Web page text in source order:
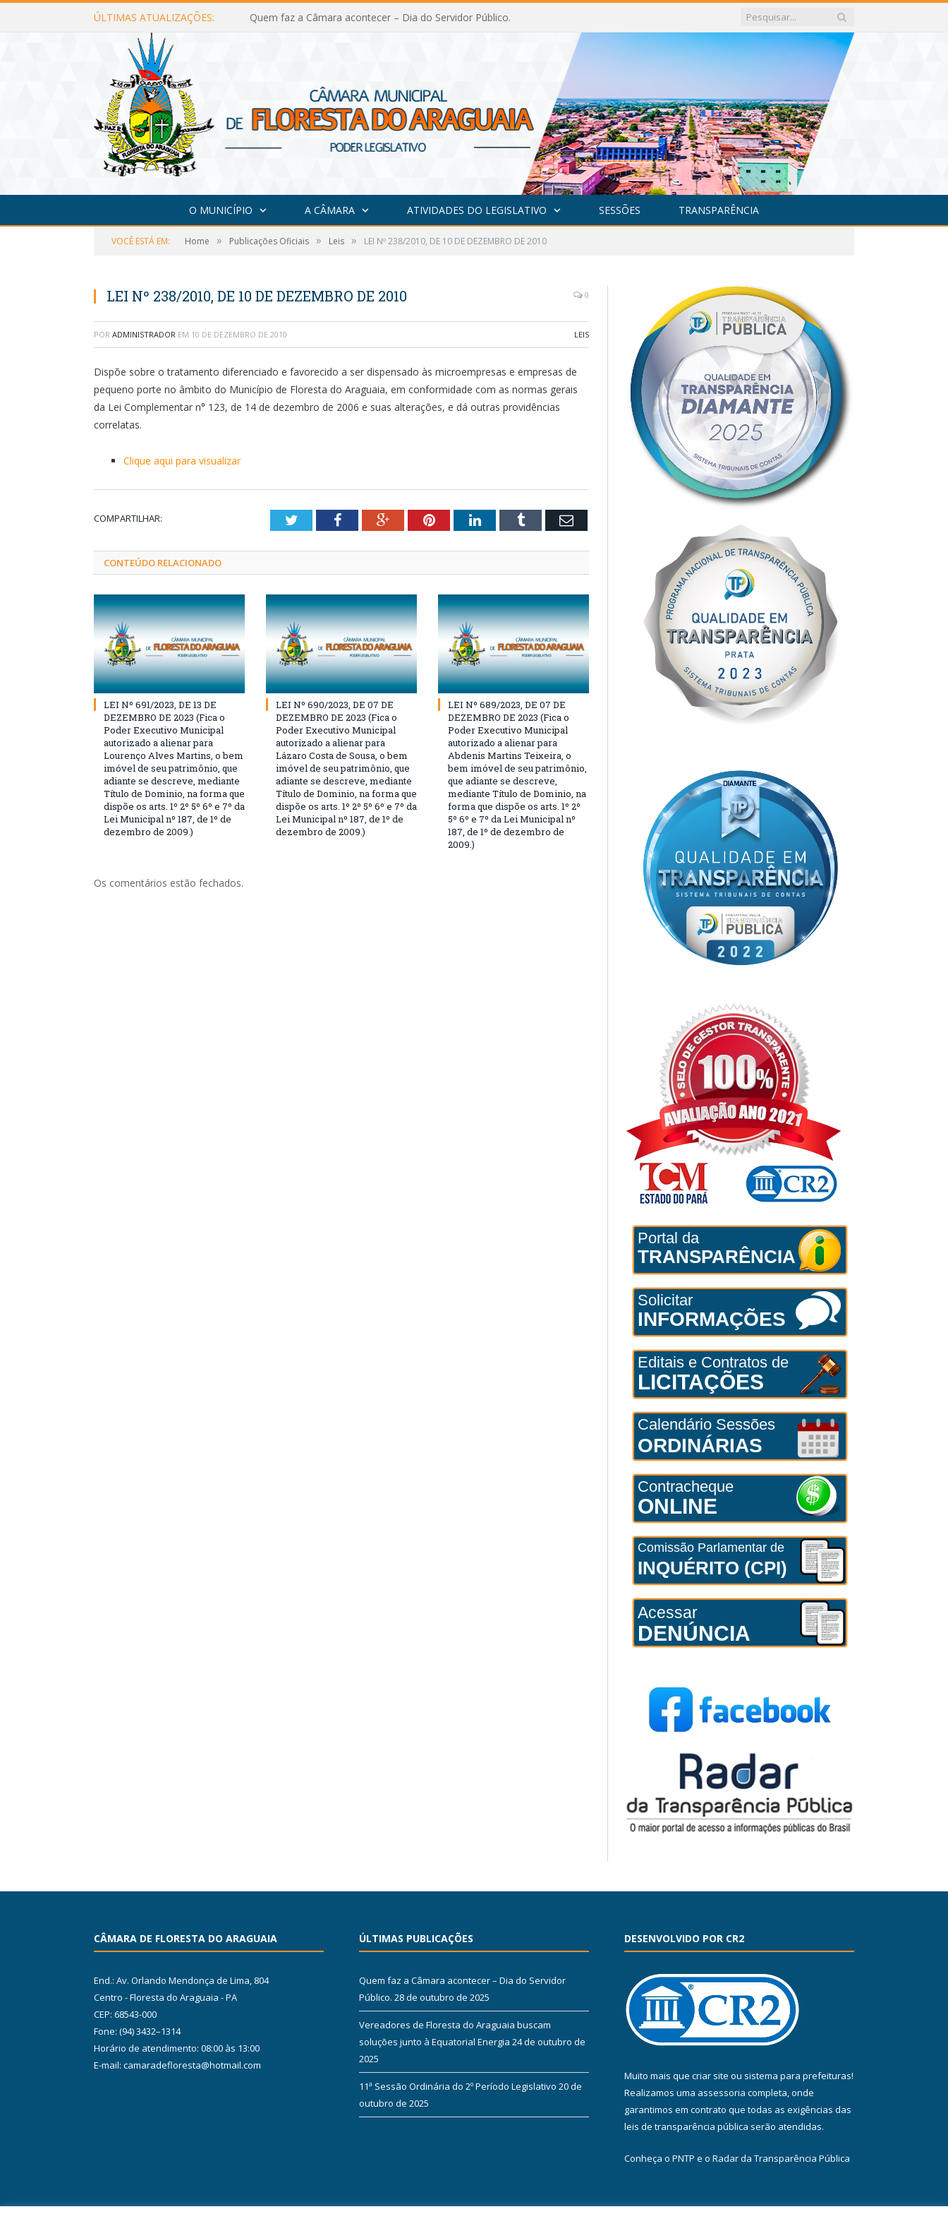
ÚLTIMAS ATUALIZAÇÕES: Quem faz a Câmara acontecer – Dia do Servidor Público.
O MUNICÍPIO A CÂMARA ATIVIDADES DO LEGISLATIVO SESSÕES TRANSPARÊNCIA
VOCÊ ESTÁ EM: Home » Publicações Oficiais » Leis » LEI Nº 238/2010, DE 10 DE DEZEMBRO DE 2010
LEI Nº 238/2010, DE 10 DE DEZEMBRO DE 2010 0
POR ADMINISTRADOR EM 10 DE DEZEMBRO DE 2010 LEIS
Dispõe sobre o tratamento diferenciado e favorecido a ser dispensado às microempresas e empresas de
pequeno porte no âmbito do Município de Floresta do Araguaia, em conformidade com as normas gerais
da Lei Complementar n° 123, de 14 de dezembro de 2006 e suas alterações, e dá outras providências
correlatas.
Clique aqui para visualizar
COMPARTILHAR: TwitterFacebookGoogle+PinterestLinkedInTumblr Email
CONTEÚDO RELACIONADO
LEI Nº 691/2023, DE 13 DE
DEZEMBRO DE 2023 (Fica o
Poder Executivo Municipal
autorizado a alienar para
Lourenço Alves Martins, o bem
imóvel de seu patrimônio, que
adiante se descreve, mediante
Título de Dominio, na forma que
dispõe os arts. 1º 2º 5º 6º e 7º da
Lei Municipal nº 187, de 1º de
dezembro de 2009.)
LEI Nº 690/2023, DE 07 DE
DEZEMBRO DE 2023 (Fica o
Poder Executivo Municipal
autorizado a alienar para
Lázaro Costa de Sousa, o bem
imóvel de seu patrimônio, que
adiante se descreve, mediante
Título de Dominio, na forma que
dispõe os arts. 1º 2º 5º 6º e 7º da
Lei Municipal nº 187, de 1º de
dezembro de 2009.)
LEI Nº 689/2023, DE 07 DE
DEZEMBRO DE 2023 (Fica o
Poder Executivo Municipal
autorizado a alienar para
Abdenis Martins Teixeira, o
bem imóvel de seu patrimônio,
que adiante se descreve,
mediante Título de Dominio, na
forma que dispõe os arts. 1º 2º
5º 6º e 7º da Lei Municipal nº
187, de 1º de dezembro de
2009.)
Os comentários estão fechados.
Portal da
TRANSPARÊNCIA
Solicitar
INFORMAÇÕES
Editais e Contratos de
LICITAÇÕES
Calendário Sessões
ORDINÁRIAS
Contracheque
ONLINE
Comissão Parlamentar de
INQUÉRITO (CPI)
Acessar
DENÚNCIA
CÂMARA DE FLORESTA DO ARAGUAIA
End.: Av. Orlando Mendonça de Lima, 804
Centro - Floresta do Araguaia - PA
CEP: 68543-000
Fone: (94) 3432–1314
Horário de atendimento: 08:00 às 13:00
E-mail: camaradefloresta@hotmail.com
ÚLTIMAS PUBLICAÇÕES
Quem faz a Câmara acontecer – Dia do Servidor
Público. 28 de outubro de 2025
Vereadores de Floresta do Araguaia buscam
soluções junto à Equatorial Energia 24 de outubro de
2025
11ª Sessão Ordinária do 2º Período Legislativo 20 de
outubro de 2025
DESENVOLVIDO POR CR2
Muito mais que criar site ou sistema para prefeituras!
Realizamos uma assessoria completa, onde
garantimos em contrato que todas as exigências das
leis de transparência pública serão atendidas.
Conheça o PNTP e o Radar da Transparência Pública